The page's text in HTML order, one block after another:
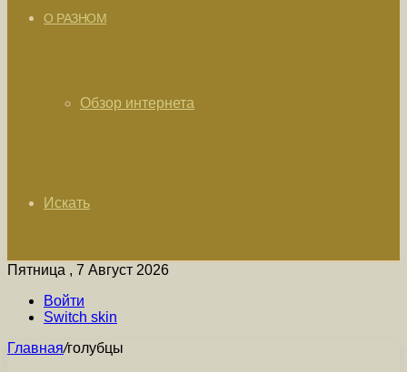
О РАЗНОМ
Обзор интернета
Искать
Пятница , 7 Август 2026
Войти
Switch skin
Главная/голубцы